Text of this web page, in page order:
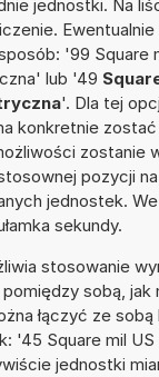
jednostki. Na
'99 Square
lub '49
'. Dla tej
konkretnie
zostanie
pozycji
jednostek.
sekundy.
stosowanie
sobą,
łączyć ze
'45 Square mil
jednostki